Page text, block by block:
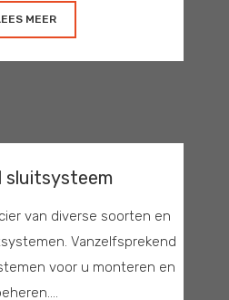
MEER
sluitsysteem
van diverse soorten en
Vanzelfsprekend
voor u monteren en